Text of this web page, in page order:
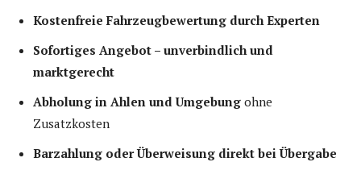
Kostenfreie Fahrzeugbewertung durch Experten
Sofortiges Angebot – unverbindlich und
marktgerecht
Abholung in Ahlen und Umgebung ohne
Zusatzkosten
Barzahlung oder Überweisung direkt bei Übergabe